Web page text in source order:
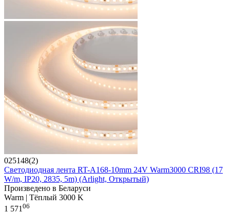
025148(2)
Светодиодная лента RT-A168-10mm 24V Warm3000 CRI98 (17
W/m, IP20, 2835, 5m) (Arlight, Открытый)
Произведено в Беларуси
Warm | Тёплый 3000 K
1 57106